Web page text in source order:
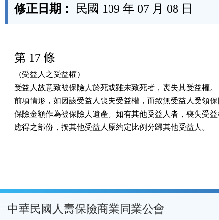
修正日期：
民國 109 年 07 月 08 日
第 17 條
（受益人之受益權）
受益人故意致被保險人於死或雖未致死者，喪失其受益權。
前項情形，如因該受益人喪失受益權，而致無受益人受領
保險金額作為被保險人遺產。如有其他受益人者，喪失受
應得之部份，按其他受益人原約定比例分歸其他受益人。
:::中華民國人壽保險商業同業公會